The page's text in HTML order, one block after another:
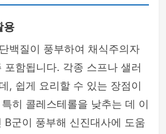
용
백질이 풍부하여 채식주의자
포함됩니다. 각종 스프나 샐러
, 쉽게 요리할 수 있는 장점이
히 콜레스테롤을 낮추는 데 이
B군이 풍부해 신진대사에 도움